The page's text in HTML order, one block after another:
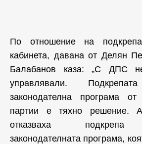
По отношение на
кабинета, давана от Делян
Балабанов каза: „С ДПС
управлявали.
законодателна програма от
партии е тяхно решение.
отказваха
законодателната програма,